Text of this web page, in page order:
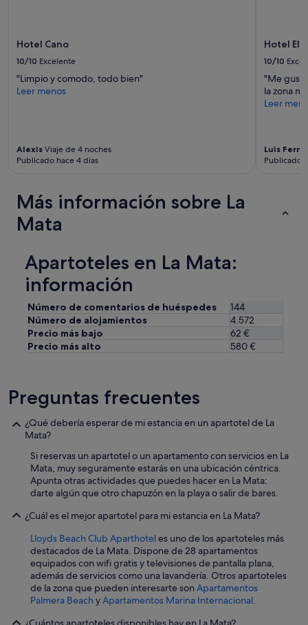
Hotel Cano
10/10 Excelente
"Limpio y comodo, todo bien"
Leer menos
Alexis Viaje de 4 noches
Publicado hace 4 días
Hotel
10/10
"Me
la zona
Leer
Luis
Publicado
Más información sobre La
Mata
Apartoteles en La Mata:
información
Número de comentarios de huéspedes
144
Número de alojamientos
4.572
Precio más bajo
62 €
Precio más alto
580 €
Preguntas frecuentes
¿Qué debería esperar de mi estancia en un apartotel de La
Mata?
Si reservas un apartotel o un apartamento con servicios en La
Mata, muy seguramente estarás en una ubicación céntrica.
Apunta otras actividades que puedes hacer en La Mata:
darte algún que otro chapuzón en la playa o salir de bares.
¿Cuál es el mejor apartotel para mi estancia en La Mata?
Lloyds Beach Club Aparthoteles uno de los apartoteles más
destacados de La Mata. Dispone de 28 apartamentos
equipados con wifi gratis y televisiones de pantalla plana,
además de servicios como una lavandería. Otros apartoteles
de la zona que pueden interesarte sonApartamentos
Palmera BeachyApartamentos Marina Internacional.